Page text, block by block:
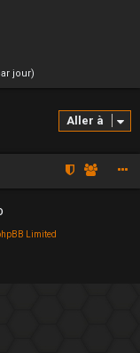
jour)
Aller à
Limited